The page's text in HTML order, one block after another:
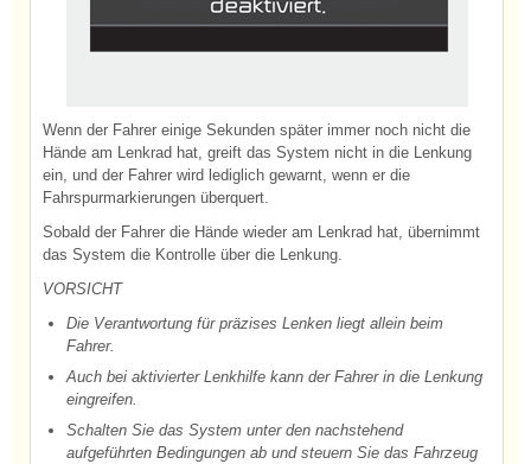
Wenn der Fahrer einige Sekunden später immer noch nicht die
Hände am Lenkrad hat, greift das System nicht in die Lenkung
ein, und der Fahrer wird lediglich gewarnt, wenn er die
Fahrspurmarkierungen überquert.
Sobald der Fahrer die Hände wieder am Lenkrad hat, übernimmt
das System die Kontrolle über die Lenkung.
VORSICHT
Die Verantwortung für präzises Lenken liegt allein beim
Fahrer.
Auch bei aktivierter Lenkhilfe kann der Fahrer in die Lenkung
eingreifen.
Schalten Sie das System unter den nachstehend
aufgeführten Bedingungen ab und steuern Sie das Fahrzeug